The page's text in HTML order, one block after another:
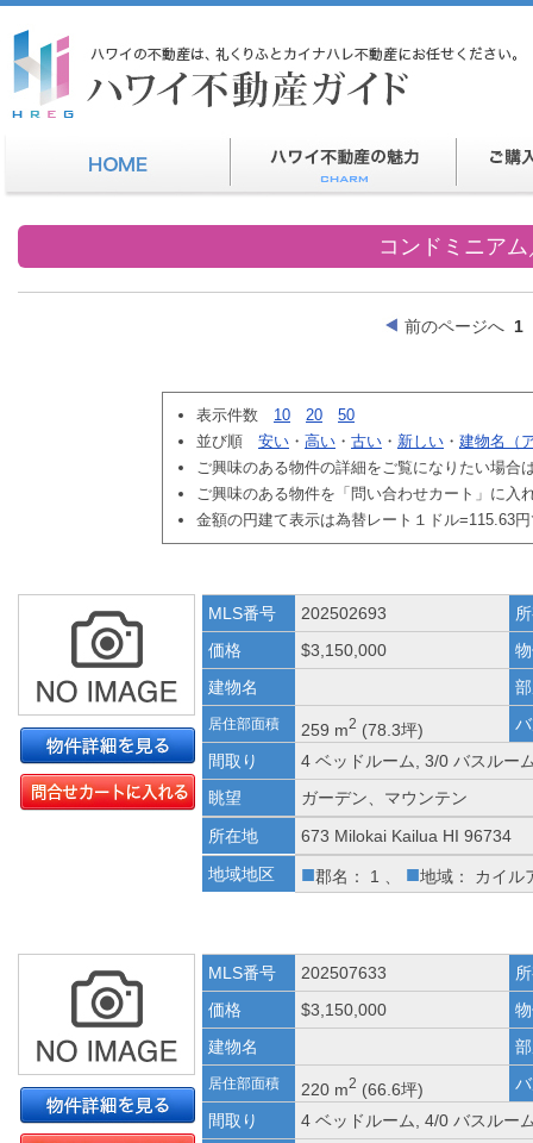
コンドミニア
前のページへ 1
表示件数 10 20
50
並び順 安い ・ 高い ・ 古い ・ 新しい ・ 建物名（
ご興味のある物件の詳細をご覧になりたい場合
ご興味のある物件を「問い合わせカート」に入
金額の円建て表示は為替レート１ドル=115.63
MLS番号 202502693
価格
$3,150,000
建物名
居住部面積 259 m2 (78.3坪)
間取り
4 ベッドルーム, 3/0 バスルー
眺望
ガーデン、マウンテン
所在地
673 Milokai Kailua HI 96734
地域地区
■郡名： 1 、 ■地域： カイル
MLS番号 202507633
価格
$3,150,000
建物名
居住部面積 220 m2 (66.6坪)
間取り
4 ベッドルーム, 4/0 バスルー